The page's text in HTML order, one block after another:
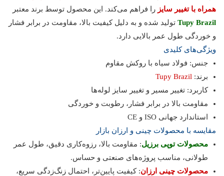
همراه با تغییر سایز را فراهم می‌کند. این محصول توسط برند معتبر
Tupy Brazil تولید شده و به دلیل کیفیت بالا، مقاومت در برابر فشار
و خوردگی طول عمر بالایی دارد.
ویژگی‌های کلیدی
جنس: فولاد سیاه با روکش مقاوم
برند: Tupy Brazil
کاربرد: تغییر مسیر و تغییر سایز لوله‌ها
مقاومت بالا در برابر فشار، رطوبت و خوردگی
استاندارد جهانی ISO و CE
مقایسه با محصولات چینی و ارزان بازار
محصولات توپی برزیل: مقاومت بالا، رزوه‌کاری دقیق، طول عمر
طولانی، مناسب پروژه‌های صنعتی و حساس.
محصولات چینی ارزان: کیفیت پایین‌تر، احتمال زنگ‌زدگی سریع،